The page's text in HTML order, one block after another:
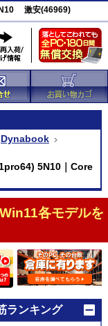
激安(46969)
Dynabook
5N10｜Core
各モデルを
ランキング